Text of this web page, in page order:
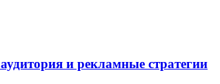
и рекламные стратегии